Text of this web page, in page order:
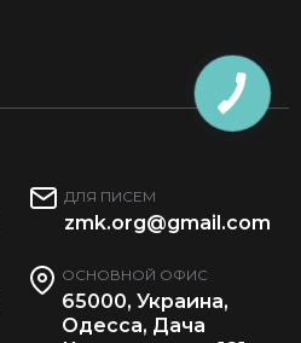
ДЛЯ ПИСЕМ
zmk.org@gmail.com
ОСНОВНОЙ ОФИС
65000, Украина,
Одесса, Дача